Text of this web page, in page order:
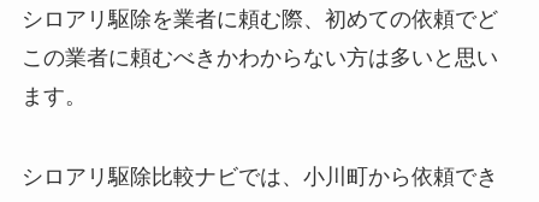
シロアリ駆除を業者に頼む際、初めての依頼でど
この業者に頼むべきかわからない方は多いと思い
ます。
シロアリ駆除比較ナビでは、小川町から依頼でき